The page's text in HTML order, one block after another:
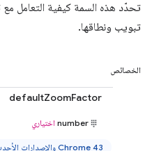
تحدّد هذه السمة كيفية التعامل مع
تبويب ونطاقها.
الخصائص
defaultZoomFactor
number اختياري
Chrome 43 والإصدارات الأحدث